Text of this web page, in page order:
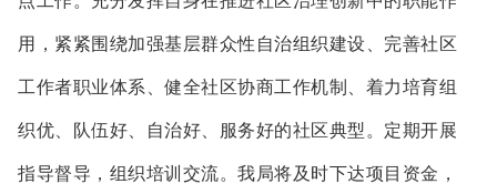
用，紧紧围绕加强基层群众性自治组织建设、完善社区
工作者职业体系、健全社区协商工作机制、着力培育组
织优、队伍好、自治好、服务好的社区典型。定期开展
指导督导，组织培训交流。我局将及时下达项目资金，